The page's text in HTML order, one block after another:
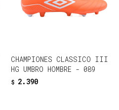
CHAMPIONES CLASSICO III
HG UMBRO HOMBRE - 089
$ 2.390